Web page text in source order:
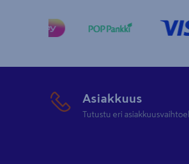
Asiakkuus
Tutustu eri